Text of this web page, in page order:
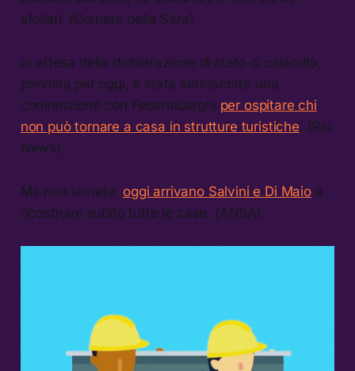
sfollati. (Corriere della Sera)
In attesa della dichiarazione di stato di calamità,
prevista per oggi, è stata sottoscritta una
convenzione con Federalberghi per ospitare chi
non può tornare a casa in strutture turistiche. (Rai
News)
Ma non temete, oggi arrivano Salvini e Di Maioa
ricostruire subito tutte le case. (ANSA)